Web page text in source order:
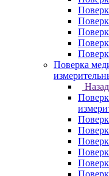
Поверка
Назад